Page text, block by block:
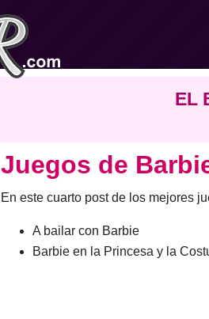
EL
Juegos de
En este cuarto post de los mejores
A bailar con Barbie
Barbie en la Princesa y la